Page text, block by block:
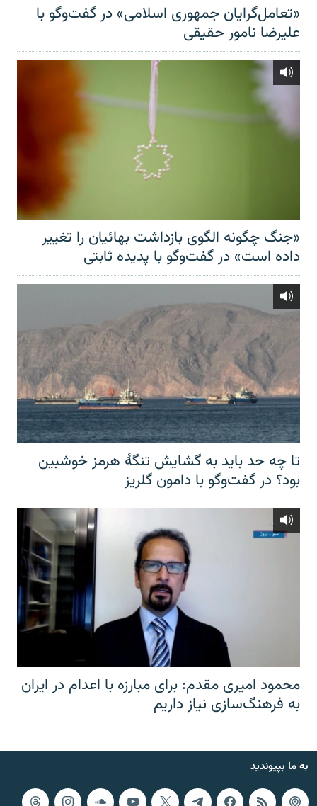
«تعامل‌گرایان جمهوری اسلامی» در گفت‌وگو با
علیرضا نامور حقیقی
«جنگ چگونه الگوی بازداشت بهائیان را تغییر
داده است» در گفت‌وگو با پدیده ثابتی
تا چه حد باید به گشایش تنگهٔ هرمز خوشبین
بود؟ در گفت‌وگو با دامون گلریز
محمود امیری مقدم: برای مبارزه با اعدام در ایران
به فرهنگ‌سازی نیاز داریم
به ما بپیوندید